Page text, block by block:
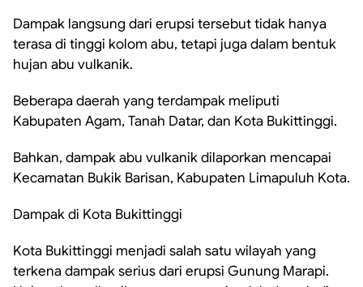
Dampak langsung dari erupsi tersebut tidak hanya
terasa di tinggi kolom abu, tetapi juga dalam bentuk
hujan abu vulkanik.
Beberapa daerah yang terdampak meliputi
Kabupaten Agam, Tanah Datar, dan Kota Bukittinggi.
Bahkan, dampak abu vulkanik dilaporkan mencapai
Kecamatan Bukik Barisan, Kabupaten Limapuluh Kota.
Dampak di Kota Bukittinggi
Kota Bukittinggi menjadi salah satu wilayah yang
terkena dampak serius dari erupsi Gunung Marapi.